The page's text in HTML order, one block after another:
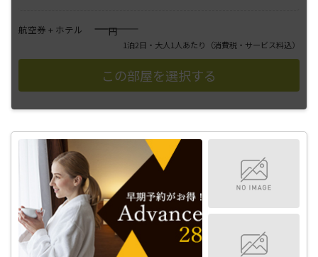
航空券 + ホテル ――――円
1泊2日・大人1人あたり （消費税・サービス料込）